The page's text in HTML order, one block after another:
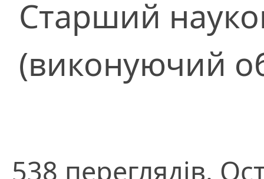
Старший
(виконуючий
538 переглядів.